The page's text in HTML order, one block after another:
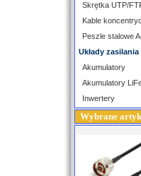
Skrętka UTP/
Kable
Peszle stalowe
Układy
Akumulatory
Akumulatory
Inwertery
Wybrane